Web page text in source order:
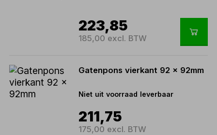
223,85
185,00 excl. BTW
Gatenpons vierkant 92 x 92mm
Niet uit voorraad leverbaar
211,75
175,00 excl. BTW